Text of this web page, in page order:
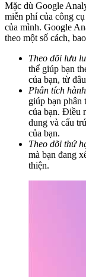
Mặc dù Google
miễn phí của công
của mình. Google
theo một số cách,
Theo dõi lưu
thể giúp bạn
của bạn, từ
Phân tích
giúp bạn phân
của bạn. Điều
dung và cấu
của bạn.
Theo dõi thứ
mà bạn đang
thiện.